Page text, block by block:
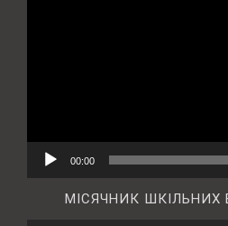
00:00
МІСЯЧНИК ШКІЛЬНИХ